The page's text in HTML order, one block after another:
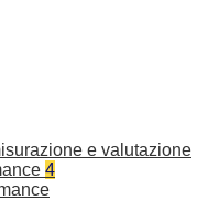
e valutazione
4